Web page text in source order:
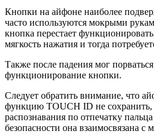
Кнопки на айфоне наиболее
часто используются мокрыми
кнопка перестает
мягкость нажатия и тогда
Также после падения мог
функционирование кнопки.
Следует обратить внимание, что
функцию TOUCH ID не сохранить,
распознавания по отпечатку
безопасности она взаимосвязана с